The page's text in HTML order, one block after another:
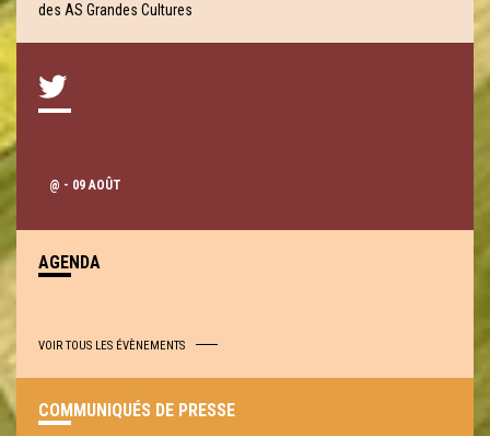
des AS Grandes Cultures
@ - 09 AOÛT
AGENDA
VOIR TOUS LES ÉVÈNEMENTS
COMMUNIQUÉS DE PRESSE